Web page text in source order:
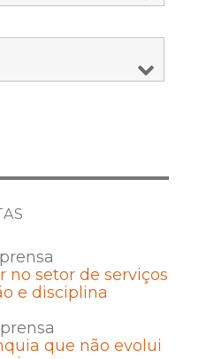
no setor de serviços
e disciplina
que não evolui